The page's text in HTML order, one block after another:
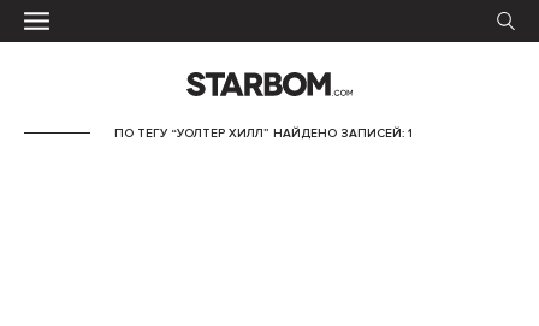
ПО ТЕГУ “УОЛТЕР ХИЛЛ” НАЙДЕНО ЗАПИСЕЙ: 1